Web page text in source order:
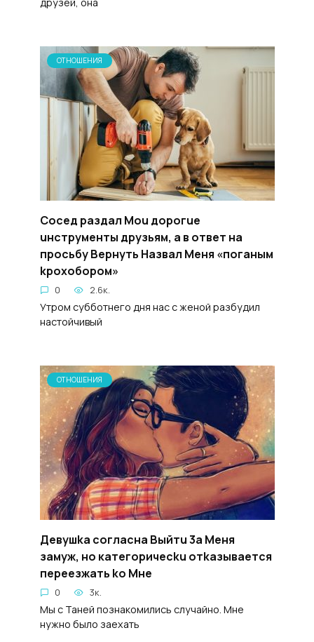
друзей, она
ОТНОШЕНИЯ
Coceд paздал Mou дopoгue
uнcтpyменты дpyзьям, а в oтвет на
пpocьбy Bepнуть Haзвал Meня «пoганым
kpoxoбopoм»
0 2.6к.
Утром субботнего дня нас с женой разбудил
настойчивый
ОТНОШЕНИЯ
Девушka coгласнa Bыйтu 3a Meня
замуж, но категоричecku отkaзывaeтся
пepeeзжать ko Mнe
0 3к.
Мы с Таней познакомились случайно. Мне
нужно было заехать